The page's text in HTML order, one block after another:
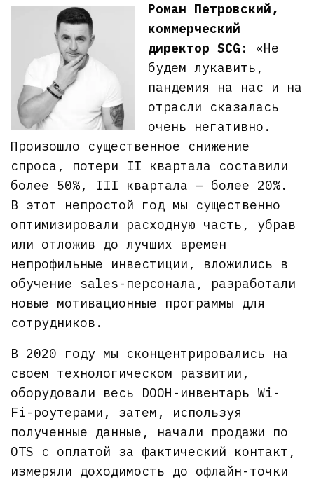
Роман Петровский,
коммерческий
директор SCG : «Не
будем лукавить,
пандемия на нас и на
отрасли сказалась
очень негативно.
Произошло существенное снижение
спроса, потери II квартала составили
более 50%, III квартала — более 20%.
В этот непростой год мы существенно
оптимизировали расходную часть, убрав
или отложив до лучших времен
непрофильные инвестиции, вложились в
обучение sales-персонала, разработали
новые мотивационные программы для
сотрудников.
В 2020 году мы сконцентрировались на
своем технологическом развитии,
оборудовали весь DOOH-инвентарь Wi-
Fi-роутерами, затем, используя
полученные данные, начали продажи по
OTS с оплатой за фактический контакт,
измеряли доходимость до офлайн-точки